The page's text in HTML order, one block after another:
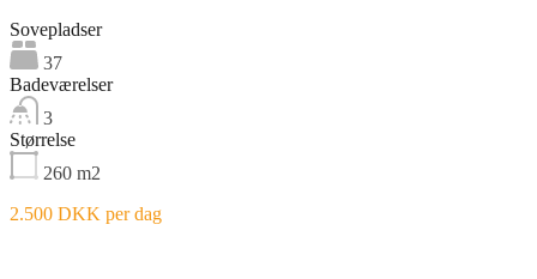
Sovepladser
37
Badeværelser
3
Størrelse
260 m2
2.500 DKK per dag